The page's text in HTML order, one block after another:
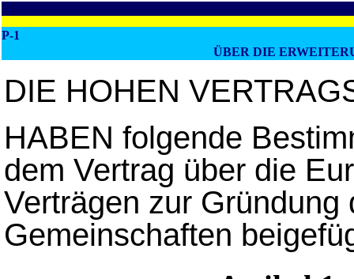
P-1
ÜBER DIE
DIE HOHEN
HABEN folgende
dem Vertrag über die
Verträgen zur Gründung
Gemeinschaften